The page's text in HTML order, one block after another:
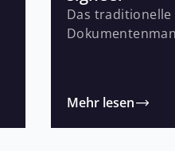
Das traditionelle
entschied sich
Mehr lesen